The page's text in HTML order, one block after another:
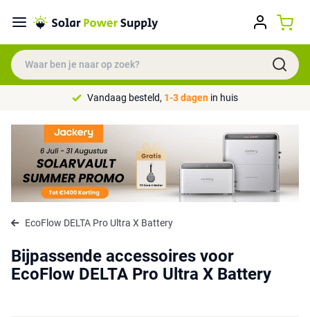
Vandaag besteld, 1-3 dagen in huis
EcoFlow DELTA Pro Ultra X Battery
Bijpassende accessoires voor
EcoFlow DELTA Pro Ultra X Battery